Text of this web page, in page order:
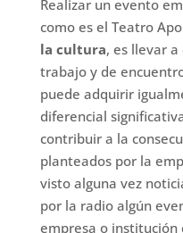
Realizar un evento
como es el Teatro
la cultura, es llevar
trabajo y de
puede adquirir
diferencial
contribuir a la
planteados por la
visto alguna vez
por la radio algún
empresa o institución